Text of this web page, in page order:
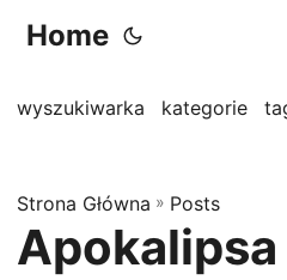
Home
wyszukiwarka kategorie
Strona Główna » Posts
Apokalipsa